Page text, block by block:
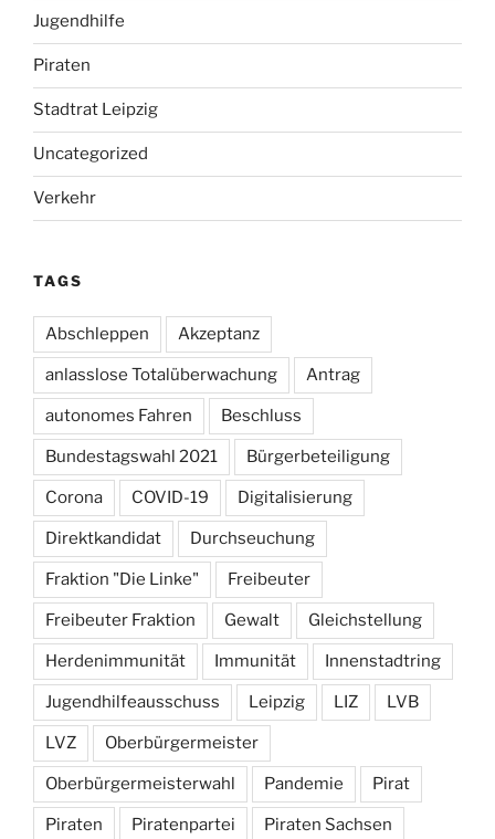
Jugendhilfe
Piraten
Stadtrat Leipzig
Uncategorized
Verkehr
TAGS
Abschleppen Akzeptanz
anlasslose Totalüberwachung Antrag
autonomes Fahren Beschluss
Bundestagswahl 2021 Bürgerbeteiligung
Corona COVID-19 Digitalisierung
Direktkandidat Durchseuchung
Fraktion "Die Linke" Freibeuter
Freibeuter Fraktion Gewalt Gleichstellung
Herdenimmunität Immunität Innenstadtring
Jugendhilfeausschuss Leipzig LIZ LVB
LVZ Oberbürgermeister
Oberbürgermeisterwahl Pandemie Pirat
Piraten Piratenpartei Piraten Sachsen